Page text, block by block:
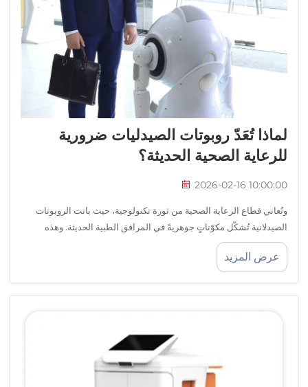
لماذا تُعَدّ روبوتات الصيدليات ضرورية
للرعاية الصحية الحديثة؟
2026-02-16 10:00:00
وتُعاني قطاع الرعاية الصحية من ثورة تكنولوجية، حيث باتت الروبوتات
الصيدلانية تُشكّل مكوّناتٍ جوهريةً في المرافق الطبية الحديثة. وهذه
الأنظمة الآلية المتطوّرة تُعيد تشكيل طريقة صرف الأدوية وإدارتها و...
عرض المزيد